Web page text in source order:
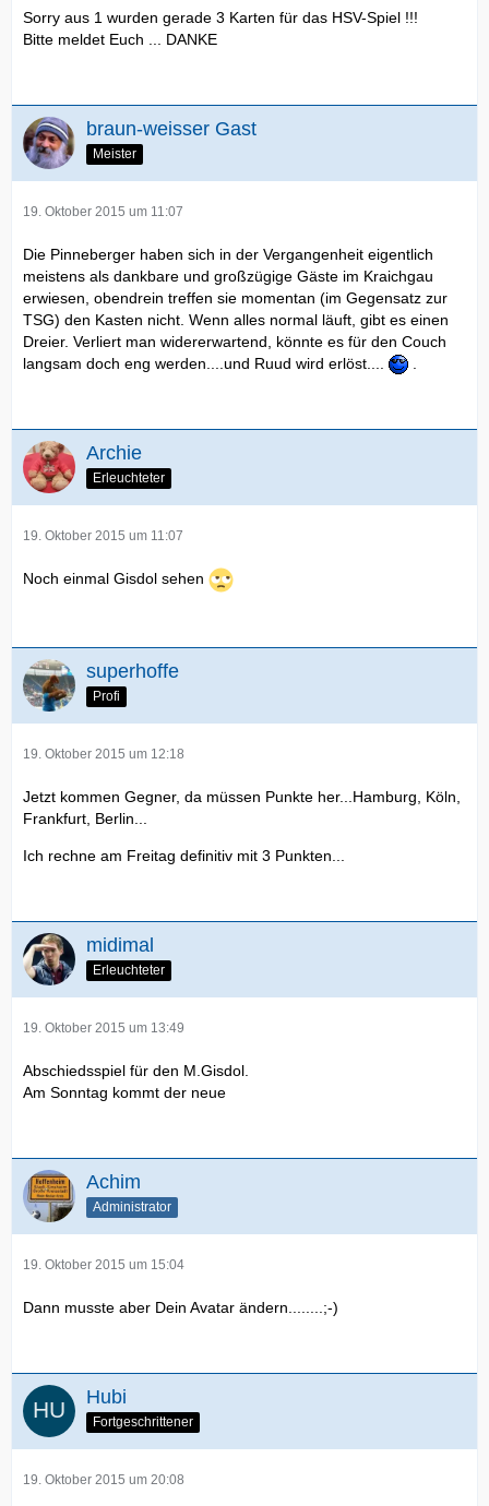
Sorry aus 1 wurden gerade 3 Karten für das HSV-Spiel !!!
Bitte meldet Euch ... DANKE
braun-weisser Gast
Meister
19. Oktober 2015 um 11:07
Die Pinneberger haben sich in der Vergangenheit eigentlich
meistens als dankbare und großzügige Gäste im Kraichgau
erwiesen, obendrein treffen sie momentan (im Gegensatz zur
TSG) den Kasten nicht. Wenn alles normal läuft, gibt es einen
Dreier. Verliert man widererwartend, könnte es für den Couch
langsam doch eng werden....und Ruud wird erlöst....
Archie
Erleuchteter
19. Oktober 2015 um 11:07
Noch einmal Gisdol sehen
superhoffe
Profi
19. Oktober 2015 um 12:18
Jetzt kommen Gegner, da müssen Punkte her...Hamburg, Köln,
Frankfurt, Berlin...
Ich rechne am Freitag definitiv mit 3 Punkten...
midimal
Erleuchteter
19. Oktober 2015 um 13:49
Abschiedsspiel für den M.Gisdol.
Am Sonntag kommt der neue
Achim
Administrator
19. Oktober 2015 um 15:04
Dann musste aber Dein Avatar ändern........;-)
Hubi
Fortgeschrittener
19. Oktober 2015 um 20:08